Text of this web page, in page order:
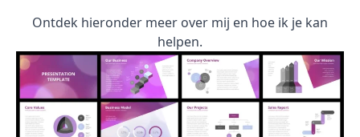
Ontdek hieronder meer over mij en hoe ik je kan
helpen.